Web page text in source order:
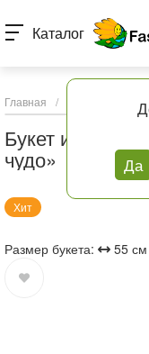
Да
Каталог
Главная / Каталог товаров
Букет из
чудо»
Хит
Размер букета: 55 см